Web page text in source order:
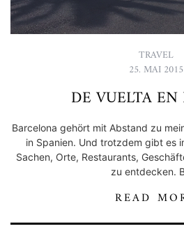
TRAVEL
25. MAI 2015
DE VUELTA EN
Barcelona gehört mit Abstand zu
in Spanien. Und trotzdem gibt es
Sachen, Orte, Restaurants,
zu entdecken.
READ